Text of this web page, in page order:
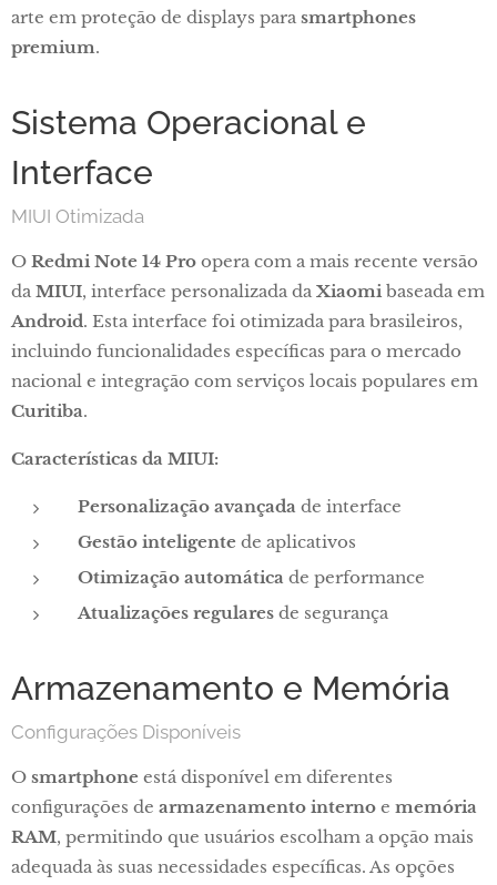
arte em proteção de displays para smartphones
premium.
Sistema Operacional e
Interface
MIUI Otimizada
O Redmi Note 14 Pro opera com a mais recente versão
da MIUI, interface personalizada da Xiaomi baseada em
Android. Esta interface foi otimizada para brasileiros,
incluindo funcionalidades específicas para o mercado
nacional e integração com serviços locais populares em
Curitiba.
Características da MIUI:
Personalização avançada de interface
Gestão inteligente de aplicativos
Otimização automática de performance
Atualizações regulares de segurança
Armazenamento e Memória
Configurações Disponíveis
O smartphone está disponível em diferentes
configurações de armazenamento interno e memória
RAM, permitindo que usuários escolham a opção mais
adequada às suas necessidades específicas. As opções